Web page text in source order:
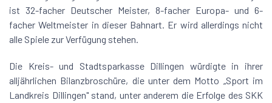
ist 32-facher Deutscher Meister, 8-facher Europa- und 6-
facher Weltmeister in dieser Bahnart. Er wird allerdings nicht
alle Spiele zur Verfügung stehen.
Die Kreis- und Stadtsparkasse Dillingen würdigte in ihrer
alljährlichen Bilanzbroschüre, die unter dem Motto „Sport im
Landkreis Dillingen" stand, unter anderem die Erfolge des SKK